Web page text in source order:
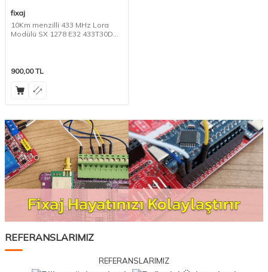
fixaj
10Km menzilli 433 MHz Lora
Modülü SX 1278 E32 433T30D
900,00TL
REFERANSLARIMIZ
REFERANSLARIMIZ